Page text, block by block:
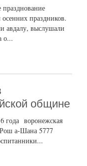
празднование
праздников.
авдалу, выслушали
о...
общине
года воронежская
Рош а-Шана 5777